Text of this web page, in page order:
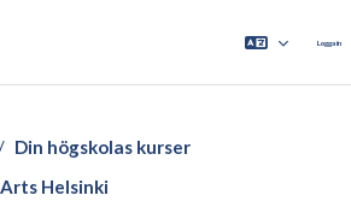
Logga in
Din högskolas kurser
Helsinki